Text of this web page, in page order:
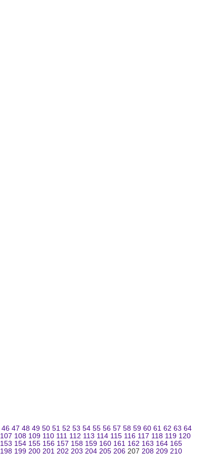
46 47 48 49 50 51 52 53 54 55 56 57 58 59 60 61 62 63 64
107 108 109 110 111 112 113 114 115 116 117 118 119 120
153 154 155 156 157 158 159 160 161 162 163 164 165
198 199 200 201 202 203 204 205 206 207 208 209 210